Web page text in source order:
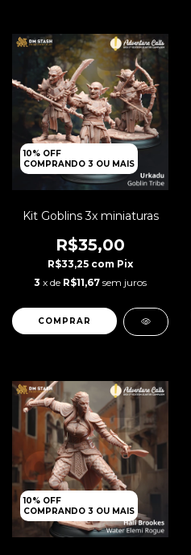
10% OFF
COMPRANDO 3 OU MAIS
Kit Goblins 3x miniaturas
R$35,00
R$33,25 com Pix
3 x de R$11,67 sem juros
10% OFF
COMPRANDO 3 OU MAIS